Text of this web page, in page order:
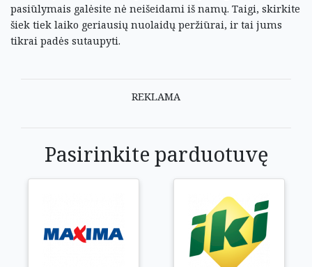
pasiūlymais galėsite nė neišeidami iš namų. Taigi, skirkite
šiek tiek laiko geriausių nuolaidų peržiūrai, ir tai jums
tikrai padės sutaupyti.
REKLAMA
Pasirinkite parduotuvę